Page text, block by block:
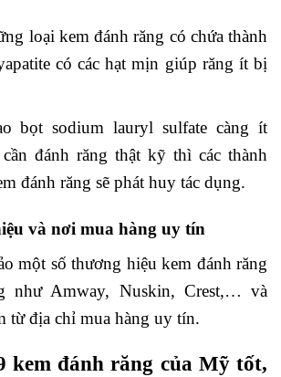
loại kem đánh răng có chứa thành
có các hạt mịn giúp răng ít bị
bọt sodium lauryl sulfate càng ít
đánh răng thật kỹ thì các thành
đánh răng sẽ phát huy tác dụng.
và nơi mua hàng uy tín
một số thương hiệu kem đánh răng
như Amway, Nuskin, Crest,… và
từ địa chỉ mua hàng uy tín.
kem đánh răng của Mỹ tốt,